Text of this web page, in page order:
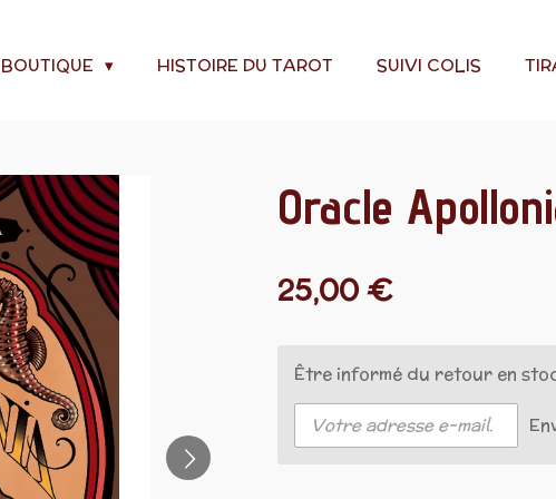
BOUTIQUE HISTOIRE DU TAROT SUIVI COLIS
Oracle
25,00 €
Être informé du retour en